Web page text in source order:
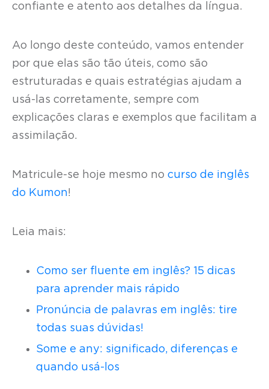
confiante e atento aos detalhes da língua.
Ao longo deste conteúdo, vamos entender
por que elas são tão úteis, como são
estruturadas e quais estratégias ajudam a
usá-las corretamente, sempre com
explicações claras e exemplos que facilitam a
assimilação.
Matricule-se hoje mesmo no curso de inglês
do Kumon!
Leia mais:
Como ser fluente em inglês? 15 dicas
para aprender mais rápido
Pronúncia de palavras em inglês: tire
todas suas dúvidas!
Some e any: significado, diferenças e
quando usá-los